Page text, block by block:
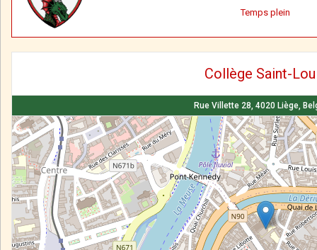
Temps plein
Collège Saint-
Rue Villette 28, 4020 Liège,